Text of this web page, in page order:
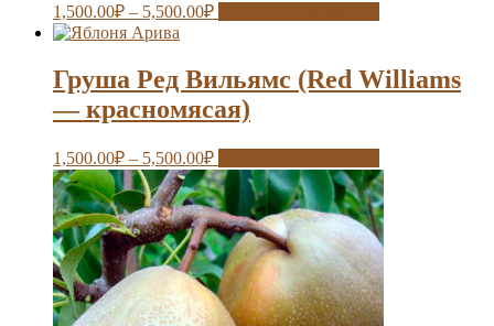
1,500.00₽ – 5,500.00₽
Груша Ред Вильямс (Red Williams
— красномясая)
1,500.00₽ – 5,500.00₽